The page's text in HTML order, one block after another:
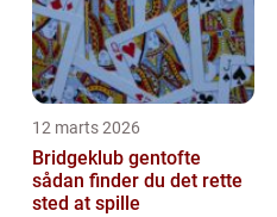
12 marts 2026
Bridgeklub gentofte
sådan finder du det rette
sted at spille